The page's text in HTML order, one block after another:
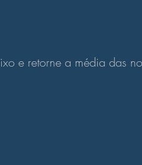
e retorne a média das